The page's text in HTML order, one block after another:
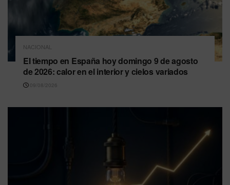
NACIONAL
El tiempo en España hoy domingo 9 de agosto
de 2026: calor en el interior y cielos variados
09/08/2026